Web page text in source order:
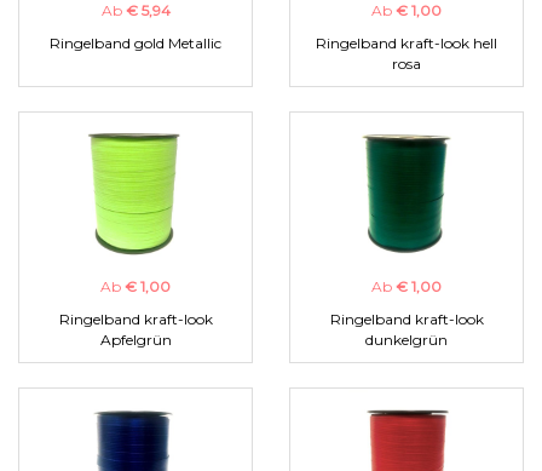
Ab € 5,94
Ringelband gold Metallic
Ab € 1,00
Ringelband kraft-look hell
rosa
Ab € 1,00
Ringelband kraft-look
Apfelgrün
Ab € 1,00
Ringelband kraft-look
dunkelgrün